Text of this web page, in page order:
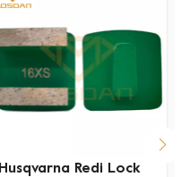
Husqvarna Redi Lock